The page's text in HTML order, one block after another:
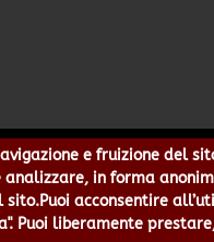
- P.Iva:
| P.E.C.:
il sito Web|Statistiche|
e fruizione del
in forma
acconsentire
Puoi liberamente